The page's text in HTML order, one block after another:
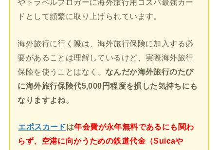
やトラベルブロガーに海外旅行用コスパ最強カー
ドとして頻繁に取り上げられています。
海外旅行に行く際は、海外旅行保険に加入する必
要があることは理解しているけど、実際海外旅行
保険を使うことはなく、 なんだか海外旅行のたび
に海外旅行保険代5,000円程度を損した気持ちにも
なりますよね。
エポスカードは年会費が永年無料であるにも関わ
らず、空港に向かうための鉄道代金（Suicaや